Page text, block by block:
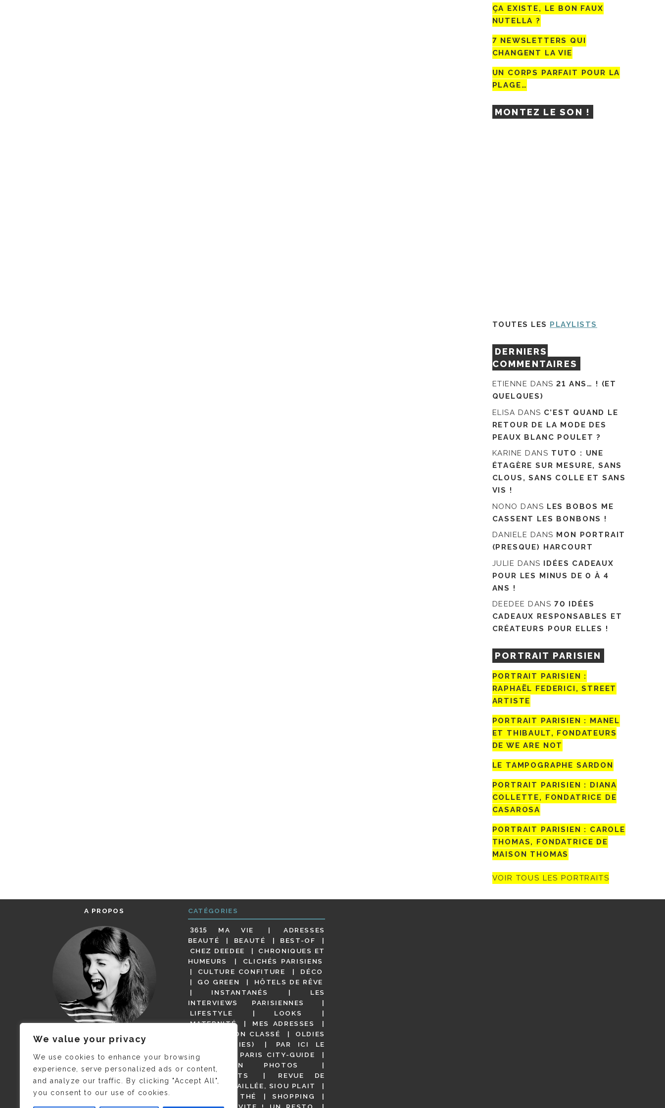
We value your privacy
We use cookies to enhance your browsing
experience, serve personalized ads or content,
and analyze our traffic. By clicking "Accept All",
you consent to our use of cookies.
ÇA EXISTE, LE BON FAUX
NUTELLA ?
7 NEWSLETTERS QUI
CHANGENT LA VIE
UN CORPS PARFAIT POUR LA
PLAGE…
MONTEZ LE SON !
TOUTES LES PLAYLISTS
DERNIERS
COMMENTAIRES
ETIENNE DANS21 ANS… ! (ET
QUELQUES)
ELISA DANS C’EST QUAND LE
RETOUR DE LA MODE DES
PEAUX BLANC POULET ?
KARINE DANS TUTO : UNE
ÉTAGÈRE SUR MESURE, SANS
CLOUS, SANS COLLE ET SANS
VIS !
NONO DANS LES BOBOS ME
CASSENT LES BONBONS !
DANIELE DANS MON PORTRAIT
(PRESQUE) HARCOURT
JULIE DANS IDÉES CADEAUX
POUR LES MINUS DE 0 À 4
ANS !
DEEDEE DANS 70 IDÉES
CADEAUX RESPONSABLES ET
CRÉATEURS POUR ELLES !
PORTRAIT PARISIEN
PORTRAIT PARISIEN :
RAPHAËL FEDERICI, STREET
ARTISTE
PORTRAIT PARISIEN : MANEL
ET THIBAULT, FONDATEURS
DE WE ARE NOT
LE TAMPOGRAPHE SARDON
PORTRAIT PARISIEN : DIANA
COLLETTE, FONDATRICE DE
CASAROSA
PORTRAIT PARISIEN : CAROLE
THOMAS, FONDATRICE DE
MAISON THOMAS
VOIR TOUS LES PORTRAITS
A PROPOS
JE M’APPELLE DELPHINE MAIS
C’EST ©CAMILLE COLLIN QUI A
PRIS CETTE PHOTO !
CATÉGORIES
3615 MA VIE
ADRESSES
BEAUTÉ
BEAUTÉ
BEST-OF
CHEZ DEEDEE
CHRONIQUES ET
HUMEURS
CLICHÉS PARISIENS
CULTURE CONFITURE
DÉCO
GO GREEN
HÔTELS DE RÊVE
INSTANTANÉS
LES
INTERVIEWS PARISIENNES
LIFESTYLE
LOOKS
MATERNITÉ
MES ADRESSES
NON CLASSÉ
OLDIES
(BUT GOODIES)
PAR ICI LE
MAGOT !
PARIS CITY-GUIDE
PARIS EN PHOTOS
RESTAURANTS
REVUE DE
PRESSE DÉTAILLÉE, SIOU PLAIT
SALONS DE THÉ
SHOPPING
VIDÉOS
VITE ! UN RESTO